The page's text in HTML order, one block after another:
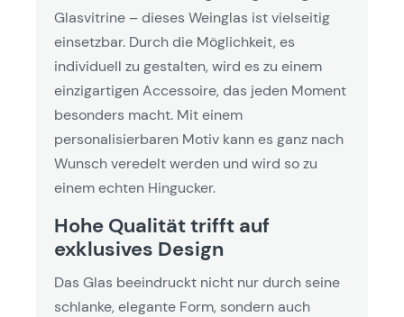
Glasvitrine – dieses Weinglas ist vielseitig
einsetzbar. Durch die Möglichkeit, es
individuell zu gestalten, wird es zu einem
einzigartigen Accessoire, das jeden Moment
besonders macht. Mit einem
personalisierbaren Motiv kann es ganz nach
Wunsch veredelt werden und wird so zu
einem echten Hingucker.
Hohe Qualität trifft auf
exklusives Design
Das Glas beeindruckt nicht nur durch seine
schlanke, elegante Form, sondern auch